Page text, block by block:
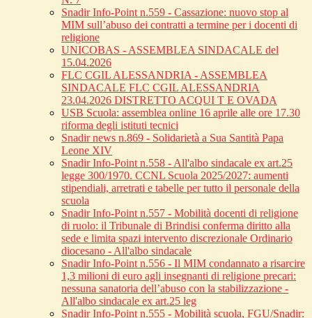
Snadir Info-Point n.559 - Cassazione: nuovo stop al
MIM sull’abuso dei contratti a termine per i docenti di
religione
UNICOBAS - ASSEMBLEA SINDACALE del
15.04.2026
FLC CGIL ALESSANDRIA - ASSEMBLEA
SINDACALE FLC CGIL ALESSANDRIA
23.04.2026 DISTRETTO ACQUI T E OVADA
USB Scuola: assemblea online 16 aprile alle ore 17.30
riforma degli istituti tecnici
Snadir news n.869 - Solidarietà a Sua Santità Papa
Leone XIV
Snadir Info-Point n.558 - All'albo sindacale ex art.25
legge 300/1970. CCNL Scuola 2025/2027: aumenti
stipendiali, arretrati e tabelle per tutto il personale della
scuola
Snadir Info-Point n.557 - Mobilità docenti di religione
di ruolo: il Tribunale di Brindisi conferma diritto alla
sede e limita spazi intervento discrezionale Ordinario
diocesano - All'albo sindacale
Snadir Info-Point n.556 - Il MIM condannato a risarcire
1,3 milioni di euro agli insegnanti di religione precari:
nessuna sanatoria dell’abuso con la stabilizzazione -
All'albo sindacale ex art.25 leg
Snadir Info-Point n.555 - Mobilità scuola, FGU/Snadir: